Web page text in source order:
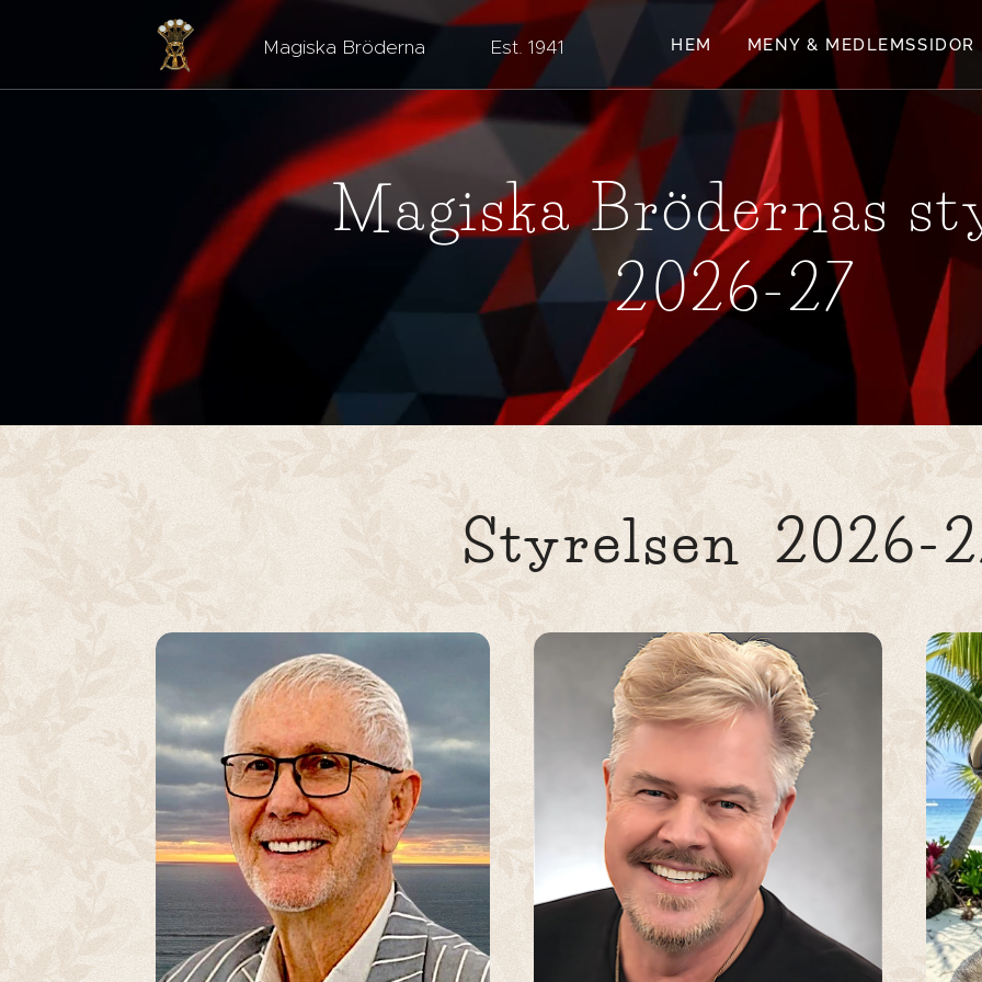
Magiska Bröderna Est. 1941 HEM MENY & MEDLEMSSIDOR
Magiska Brödernas
2026-27
Styrelsen 2026-